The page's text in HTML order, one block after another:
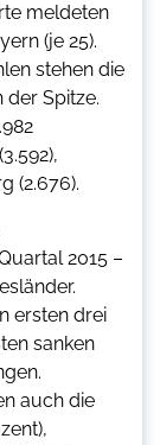
meldeten
(je 25).
stehen die
Spitze.
(2.676).
2015 –
ersten drei
sanken
auch die